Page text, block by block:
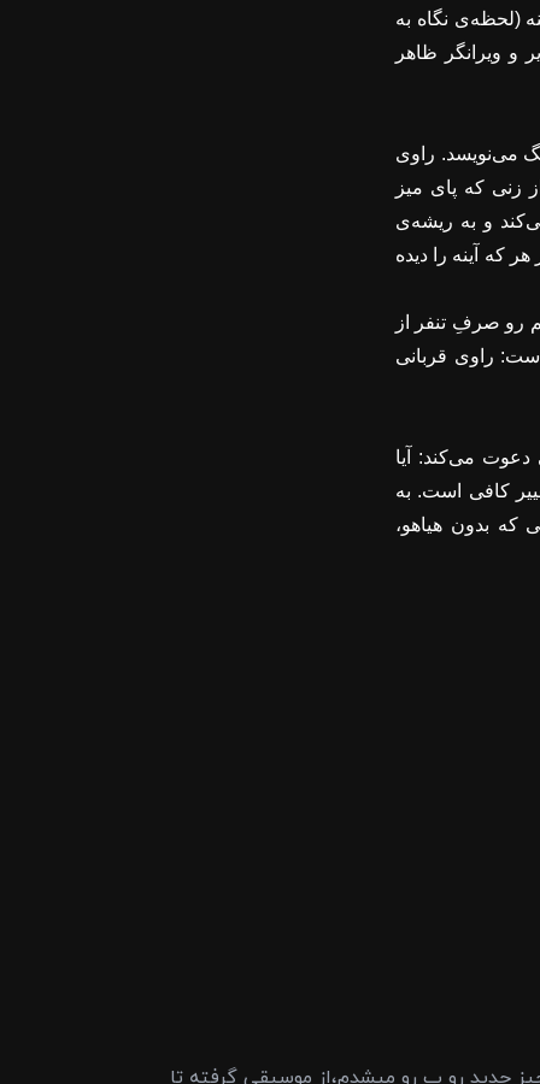
(لحظه‌ی نگاه به
و ویرانگر ظاهر
می‌نویسد. راوی
زنی که پای میز
و به ریشه‌ی
که آینه را دیده
رو صرفِ تنفر از
راوی قربانی
می‌کند: آیا
کافی است. به
که بدون هیاهو،
جدید رو ب رو میشدم،از موسیقی گرفته تا